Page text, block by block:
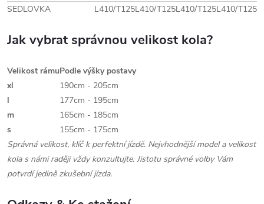
SEDLOVKA
L410/T125L410/T125L410/T125L410/T125
Jak vybrat správnou velikost kola?
Velikost rámuPodle výšky postavy
xl
190cm - 205cm
l
177cm - 195cm
m
165cm - 185cm
s
155cm - 175cm
Správná velikost, klíč k perfektní jízdě. Nejvhodnější model a velikost
kola s námi raději vždy konzultujte. Jistotu správné volby Vám
potvrdí jedině zkušební jízda.